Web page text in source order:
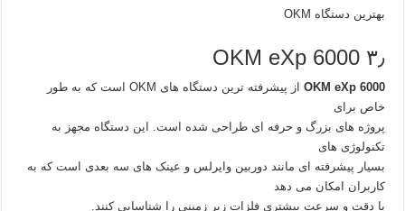
بهترین دستگاه OKM
۳٫ OKM eXp 6000
OKM eXp 6000
از پیشرفته‌ ترین دستگاه‌ های OKM است که به طور
خاص برای
پروژه‌ های بزرگ و حرفه‌ ای طراحی شده است. این دستگاه مجهز به
تکنولوژی‌ های
بسیار پیشرفته‌ ای مانند دوربین وایرلس و عینک‌ های سه‌ بعدی است که به
کاربران امکان می‌ دهد
با دقت و سرعت بیشتری فلزات زیر زمینی را شناسایی کنند.